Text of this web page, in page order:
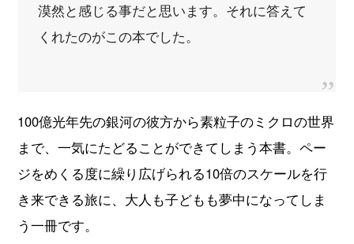
漠然と感じる事だと思います。それに答えて
くれたのがこの本でした。
100億光年先の銀河の彼方から素粒子のミクロの世界
まで、一気にたどることができてしまう本書。ペー
ジをめくる度に繰り広げられる10倍のスケールを行
き来できる旅に、大人も子どもも夢中になってしま
う一冊です。